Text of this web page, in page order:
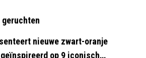
nieuwe zwart-oranje
op 9 iconische